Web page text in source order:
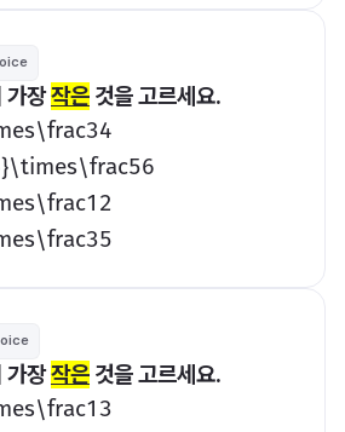
가장 작은 것을 고르세요.
가장 작은 것을 고르세요.